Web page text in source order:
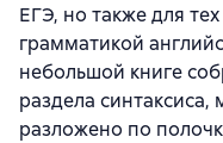
ЕГЭ, но также для
грамматикой
небольшой книге
раздела
разложено по